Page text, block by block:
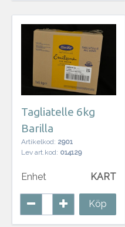
Tagliatelle 6kg
Barilla
Artikelkod: 2901
Lev art.kod: 014129
Enhet KART
Köp